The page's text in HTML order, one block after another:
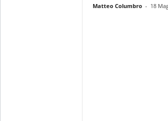
Matteo Columbro - 18